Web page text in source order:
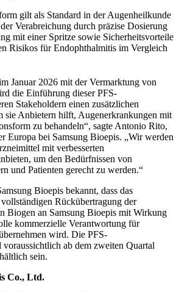
gilt als Standard in der Augenheilkunde
Verabreichung durch präzise Dosierung
mit einer Spritze sowie Sicherheitsvorteile
Risikos für Endophthalmitis im Vergleich
Januar 2026 mit der Vermarktung von
die Einführung dieser PFS-
Stakeholdern einen zusätzlichen
sie Anbietern hilft, Augenerkrankungen mit
zu behandeln“, sagte Antonio Rito,
Europa bei Samsung Bioepis. „Wir werden
mit verbesserten
um den Bedürfnissen von
und Patienten gerecht zu werden.“
Bioepis bekannt, dass das
Rückübertragung der
Biogen an Samsung Bioepis mit Wirkung
kommerzielle Verantwortung für
wird. Die PFS-
ab dem zweiten Quartal
sein.
Co., Ltd.